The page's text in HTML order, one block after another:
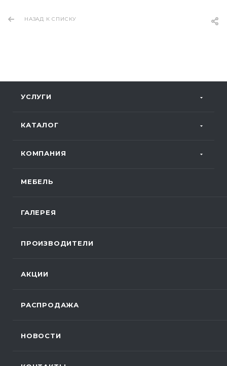
НАЗАД К СПИСКУ
УСЛУГИ
КАТАЛОГ
КОМПАНИЯ
МЕБЕЛЬ
ГАЛЕРЕЯ
ПРОИЗВОДИТЕЛИ
АКЦИИ
РАСПРОДАЖА
НОВОСТИ